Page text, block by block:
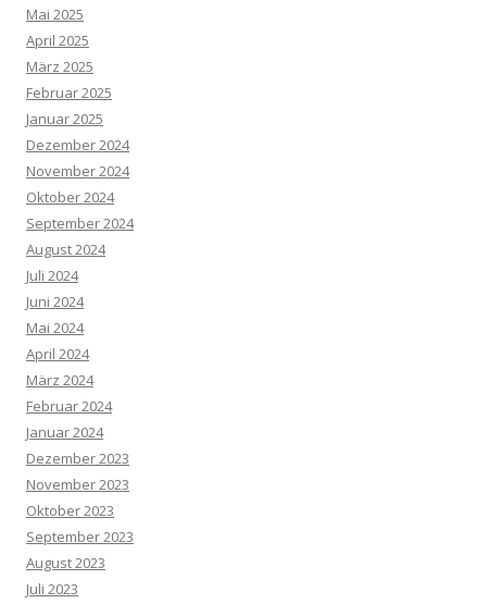
Mai 2025
April 2025
März 2025
Februar 2025
Januar 2025
Dezember 2024
November 2024
Oktober 2024
September 2024
August 2024
Juli 2024
Juni 2024
Mai 2024
April 2024
März 2024
Februar 2024
Januar 2024
Dezember 2023
November 2023
Oktober 2023
September 2023
August 2023
Juli 2023